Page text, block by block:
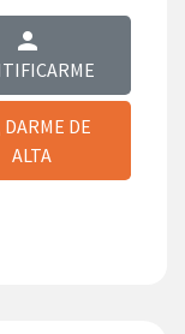
person
DARME DE
ALTA